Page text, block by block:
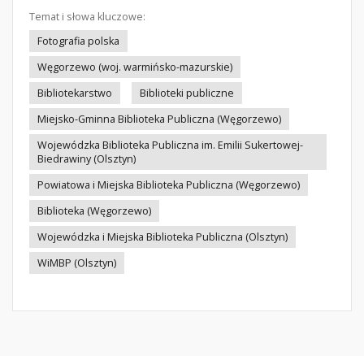
Temat i słowa kluczowe:
Fotografia polska
Węgorzewo (woj. warmińsko-mazurskie)
Bibliotekarstwo
Biblioteki publiczne
Miejsko-Gminna Biblioteka Publiczna (Węgorzewo)
Wojewódzka Biblioteka Publiczna im. Emilii Sukertowej-
Biedrawiny (Olsztyn)
Powiatowa i Miejska Biblioteka Publiczna (Węgorzewo)
Biblioteka (Węgorzewo)
Wojewódzka i Miejska Biblioteka Publiczna (Olsztyn)
WiMBP (Olsztyn)